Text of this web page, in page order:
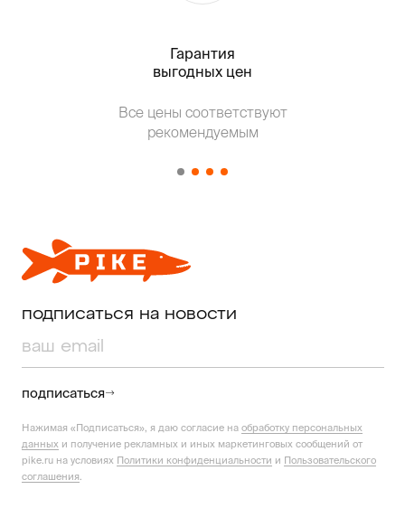
Гарантия
выгодных цен
Все цены соответствуют
рекомендуемым
подписаться на новости
подписаться
Нажимая «Подписаться», я даю согласие на обработку персональных
данных и получение рекламных и иных маркетинговых сообщений от
pike.ru на условиях Политики конфиденциальности и Пользовательского
соглашения